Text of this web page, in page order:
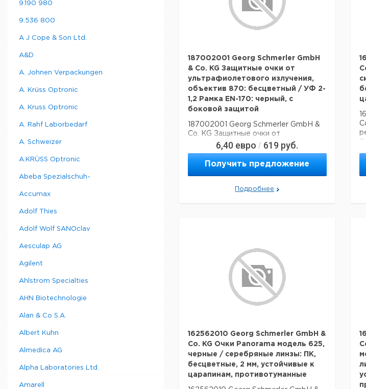
9.190 980
9.536 800
A J Cope & Son Ltd.
A&D
A. Johnen Verpackungen
A. Krüss Optronic
A. Kruss Optronic
A. Rahf Laborbedarf
A. Schweizer
A.KRÜSS Optronic
Abeba Spezialschuh-
Accumax
Adolf Thies
Adolf Wolf SANOclav
Aesculap AG
Agilent
Ahlstrom Specialties
AHN Biotechnologie
Alan & Co S.A.
Albert Kuhn
Almedica AG
Alpha Laboratories Ltd.
Amarell
187002001 Georg Schmerler GmbH
& Co. KG Защитные очки от
ультрафиолетового излучения,
объектив 870: бесцветный / УФ 2-
1,2 Рамка EN-170: черный, с
боковой защитой
187002001 Georg Schmerler GmbH &
Co. KG Защитные очки от
ультрафиолетового излучения,
объектив 870: бесцветный / УФ 2-1,2
Рамка EN-170: черный, с боковой
6,40евро / 619 руб.
Получить предложение
Подробнее
162562010 Georg Schmerler GmbH &
Co. KG Очки Panorama модель 625,
черные / серебряные линзы: ПК,
бесцветные, 2 мм, устойчивые к
царапинам, противотуманные